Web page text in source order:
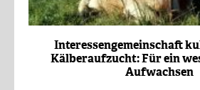
Interessengemeinschaft
Kälberaufzucht: Für ein
Aufwachsen